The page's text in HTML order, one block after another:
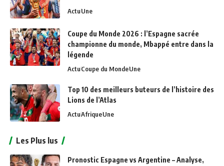
ActuUne
Coupe du Monde 2026 : l’Espagne sacrée
championne du monde, Mbappé entre dans la
légende
ActuCoupe du MondeUne
Top 10 des meilleurs buteurs de l’histoire des
Lions de l’Atlas
ActuAfriqueUne
Les Plus lus
Pronostic Espagne vs Argentine – Analyse,